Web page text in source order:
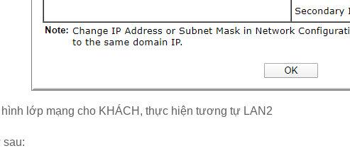
hình lớp mạng cho KHÁCH, thực hiện tương tự LAN2
sau: